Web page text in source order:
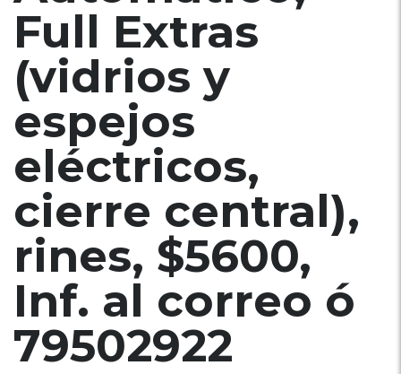
Full Extras
(vidrios y
espejos
eléctricos,
cierre central),
rines, $5600,
Inf. al correo ó
79502922